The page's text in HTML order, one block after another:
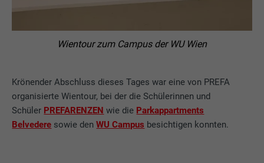
Krönender Abschluss dieses Tages war eine von PREFA
organisierte Wientour, bei der die Schülerinnen und
Schüler PREFARENZEN wie die Parkappartments
Belvedere sowie denWU Campus besichtigen konnten.
Wientour zum Campus der WU Wien